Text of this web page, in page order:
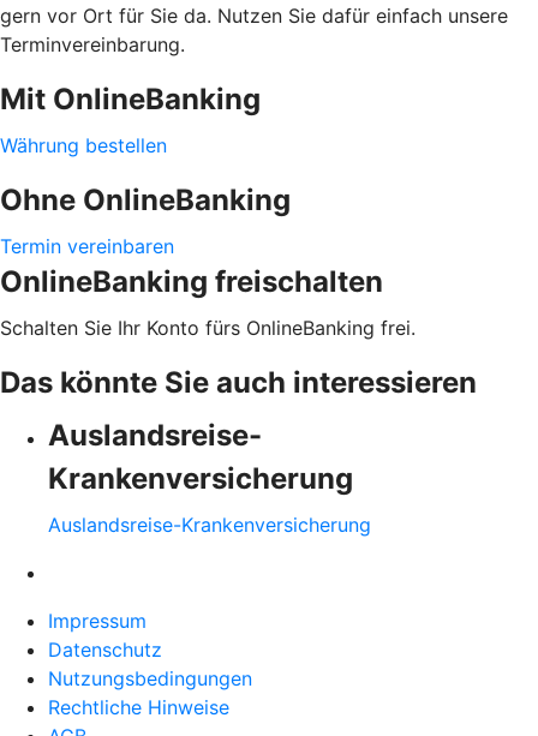
gern vor Ort für Sie da. Nutzen Sie dafür einfach unsere
Terminvereinbarung.
Mit OnlineBanking
Währung bestellen
Ohne OnlineBanking
Termin vereinbaren
OnlineBanking freischalten
Schalten Sie Ihr Konto fürs OnlineBanking frei.
Das könnte Sie auch interessieren
Auslandsreise-
Krankenversicherung
Auslandsreise-Krankenversicherung
Impressum
Datenschutz
Nutzungsbedingungen
Rechtliche Hinweise